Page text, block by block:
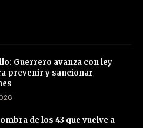
Guerrero avanza con ley
prevenir y sancionar
de los 43 que vuelve a